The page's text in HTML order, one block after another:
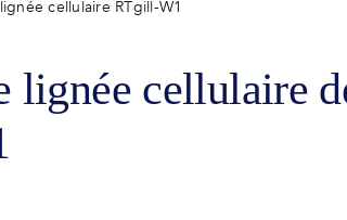
cellulaire RTgill-W1
lignée cellulaire